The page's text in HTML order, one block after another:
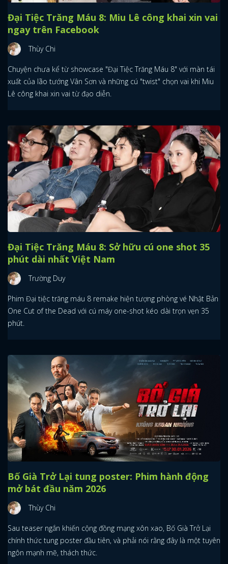
FACEBOOK GOOGLE
Đại Tiệc Trăng Máu 8: Miu Lê công khai xin vai
ngay trên Facebook
Thùy Chi
Chuyện chưa kể từ showcase "Đại Tiệc Trăng Máu 8" với màn tái
xuất của lão tướng Vân Sơn và những cú "twist" chọn vai khi Miu
Lê công khai xin vai từ đạo diễn.
Đại Tiệc Trăng Máu 8: Sở hữu cú one shot 35
phút dài nhất Việt Nam
Trường Duy
Phim Đại tiệc trăng máu 8 remake hiện tượng phòng vé Nhật Bản
One Cut of the Dead với cú máy one-shot kéo dài trọn vẹn 35
phút.
Bố Già Trở Lại tung poster: Phim hành động
mở bát đầu năm 2026
Thùy Chi
Sau teaser ngắn khiến cộng đồng mạng xôn xao, Bố Già Trở Lại
chính thức tung poster đầu tiên, và phải nói rằng đây là một tuyên
ngôn mạnh mẽ, thách thức.